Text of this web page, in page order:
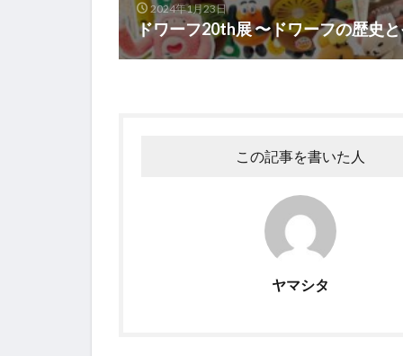
2024年1月23日
ドワーフ20th展 〜ドワーフの歴史
この記事を書いた人
ヤマシタ